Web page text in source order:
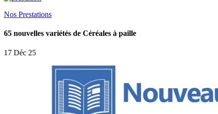
Nos Prestations
65 nouvelles variétés de Céréales à paille
17 Déc 25